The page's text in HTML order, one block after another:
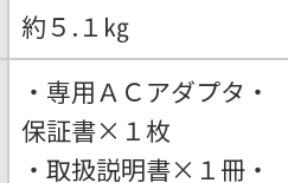
約５.１㎏
・専用ＡＣアダプタ・
保証書×１枚
・取扱説明書×１冊・